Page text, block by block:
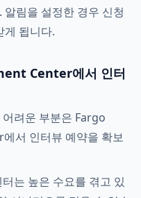
림을 설정한 경우 신청
게 됩니다.
Center에서 인터
려운 부분은 Fargo
서 인터뷰 예약을 확보
는 높은 수요를 겪고 있